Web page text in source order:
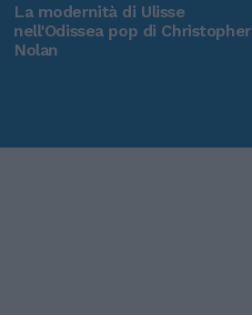
La modernità di Ulisse
nell'Odissea pop di Christopher
Nolan